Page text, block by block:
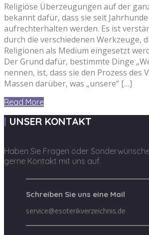
Religiöse Überzeugungen auf der
bekannt dafür, dass sie seit
aufrechterhalten werden. Es ist
durch die verschiedenen Werkzeuge,
Religionen als Medium eingesetzt
Der Grund dafür, bestimmte Dinge
nennen, ist, dass sie den Prozess des
Massen darüber, was „unsere“ […]
Read More
UNSER KONTAKT
Haben Sie Fragen oder
gerne Kontakt mit uns auf.
Schreiben Sie uns eine Mail
service@esoterikverzeichnis.de